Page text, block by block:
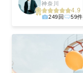
神奈川
4.9
249回 59件